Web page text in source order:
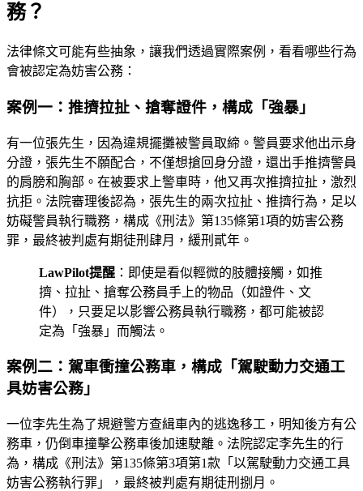
務？
法律條文可能有些抽象，讓我們透過實際案例，看看哪些行為
會被認定為妨害公務：
案例一：推擠拉扯、搶奪證件，構成「強暴」
有一位張先生，因為違規擺攤被警員取締。警員要求他出示身
分證，張先生不願配合，不僅想搶回身分證，還出手推擠警員
的肩膀和胸部。在被要求上警車時，他又再次推擠拉扯，激烈
抗拒。法院審理後認為，張先生的兩次拉扯、推擠行為，足以
妨礙警員執行職務，構成《刑法》第135條第1項的妨害公務
罪，最終被判處有期徒刑肆月，緩刑貳年。
LawPilot提醒 ：即使是看似輕微的肢體接觸，如推
擠、拉扯、搶奪公務員手上的物品（如證件、文
件），只要足以影響公務員執行職務，都可能被認
定為「強暴」而觸法。
案例二：駕車衝撞公務車，構成「駕駛動力交通工
具妨害公務」
一位李先生為了規避警方查緝車內的逃逸移工，明知後方有公
務車，仍倒車撞擊公務車後加速駛離。法院認定李先生的行
為，構成《刑法》第135條第3項第1款「以駕駛動力交通工具
妨害公務執行罪」，最終被判處有期徒刑捌月。